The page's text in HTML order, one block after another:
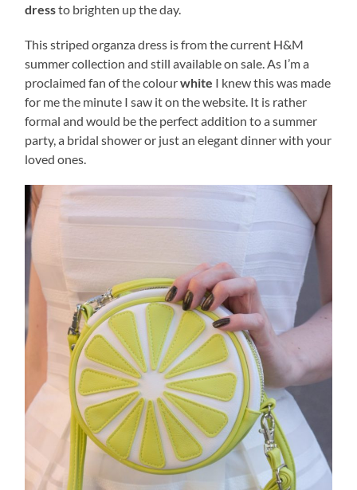
dressto brighten up the day.
This striped organza dress is from the current H&M
summer collection and still available on sale. As I’m a
proclaimed fan of the colourwhite I knew this was made
for me the minute I saw it on the website. It is rather
formal and would be the perfect addition to a summer
party, a bridal shower or just an elegant dinner with your
loved ones.